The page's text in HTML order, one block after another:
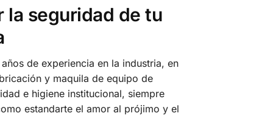
la seguridad de tu
de experiencia en la industria, en
y maquila de equipo de
e higiene institucional, siempre
estandarte el amor al prójimo y el